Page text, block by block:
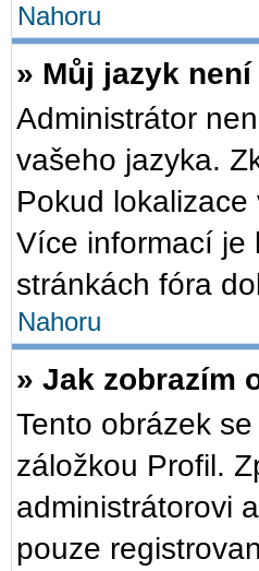
Nahoru
» Můj jazyk
Administrátor
vašeho jazyka.
Pokud
Více informací je
stránkách fóra
Nahoru
» Jak zobrazím
Tento obrázek
záložkou Profil.
administrátorovi
pouze